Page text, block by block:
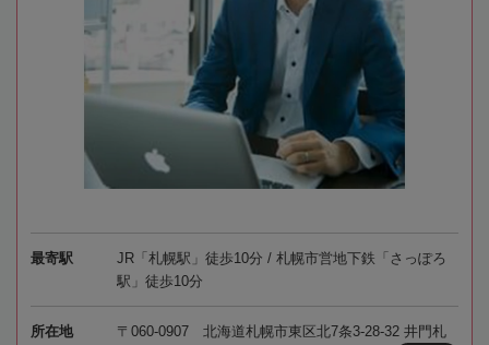
最寄駅
JR「札幌駅」徒歩10分 / 札幌市営地下鉄「さっぽろ
駅」徒歩10分
所在地
〒060-0907 北海道札幌市東区北7条3-28-32 井門札